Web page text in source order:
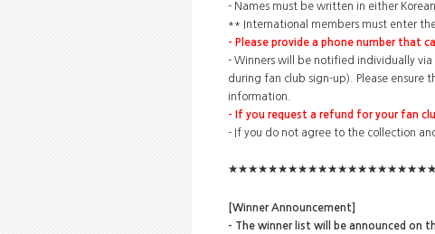
- Names must be written in either
** International members must enter
- Please provide a phone number that
- Winners will be notified individually
during fan club sign-up). Please ensure
information.
- If you request a refund for your fan
- If you do not agree to the collection
[Winner Announcement]
- The winner list will be announced on